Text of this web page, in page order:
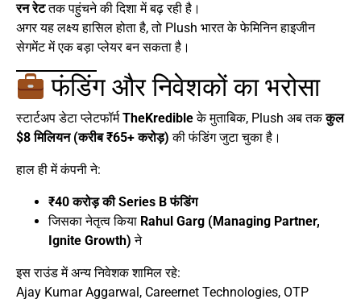
रन रेटतक पहुंचने की दिशा में बढ़ रही है।
अगर यह लक्ष्य हासिल होता है, तो Plush भारत के फेमिनिन हाइजीन
सेगमेंट में एक बड़ा प्लेयर बन सकता है।
फंडिंग और निवेशकों का भरोसा
स्टार्टअप डेटा प्लेटफॉर्मTheKredibleके मुताबिक, Plush अब तककुल
$8 मिलियन (करीब ₹65+ करोड़) की फंडिंग जुटा चुका है।
हाल ही में कंपनी ने:
₹40 करोड़ की Series B फंडिंग
जिसका नेतृत्व किया Rahul Garg (Managing Partner,
Ignite Growth) ने
इस राउंड में अन्य निवेशक शामिल रहे:
Ajay Kumar Aggarwal, Careernet Technologies, OTP